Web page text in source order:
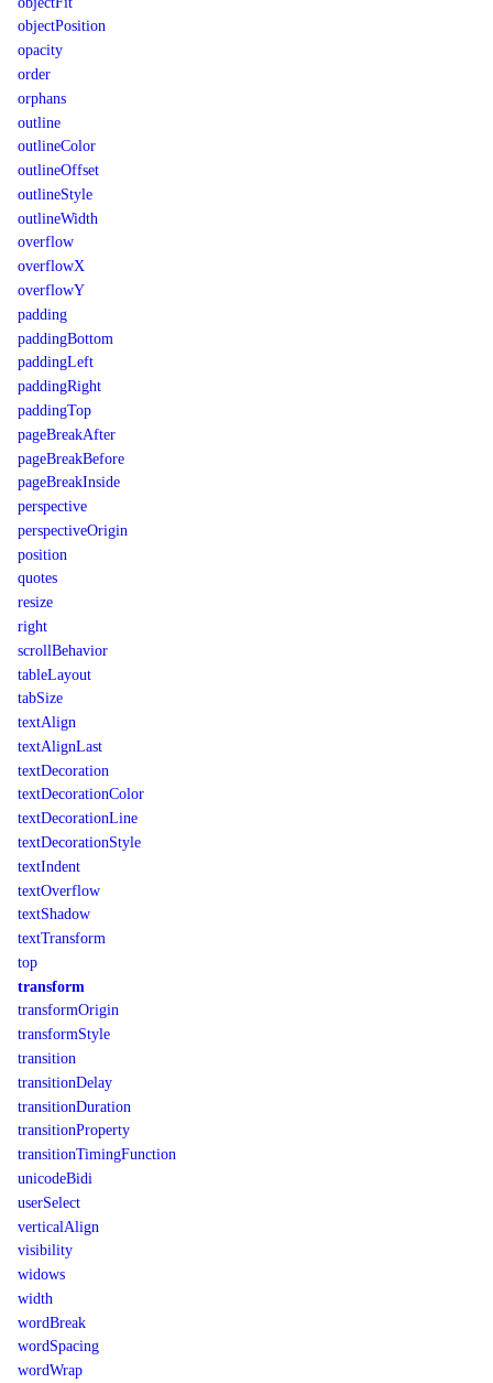
objectPosition
opacity
order
orphans
outline
outlineColor
outlineOffset
outlineStyle
outlineWidth
overflow
overflowX
overflowY
padding
paddingBottom
paddingLeft
paddingRight
paddingTop
pageBreakAfter
pageBreakBefore
pageBreakInside
perspective
perspectiveOrigin
position
quotes
resize
right
scrollBehavior
tableLayout
tabSize
textAlign
textAlignLast
textDecoration
textDecorationColor
textDecorationLine
textDecorationStyle
textIndent
textOverflow
textShadow
textTransform
top
transform
transformOrigin
transformStyle
transition
transitionDelay
transitionDuration
transitionProperty
transitionTimingFunction
unicodeBidi
userSelect
verticalAlign
visibility
widows
width
wordBreak
wordSpacing
wordWrap